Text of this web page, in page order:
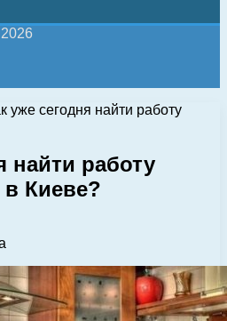
уже сегодня найти работу
найти работу
Киеве?